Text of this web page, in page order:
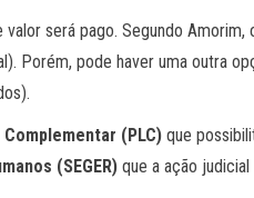
será pago. Segundo
Porém, pode haver uma outra
(PLC) que
(SEGER) que a ação